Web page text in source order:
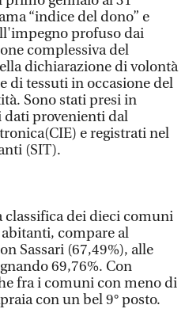
“indice del dono” e
profuso dai
complessiva del
dichiarazione di volontà
di tessuti in occasione del
Sono stati presi in
dati provenienti dal
e registrati nel
(SIT).
classifica dei dieci comuni
compare al
Sassari (67,49%), alle
69,76%. Con
fra i comuni con meno di
con un bel 9° posto.